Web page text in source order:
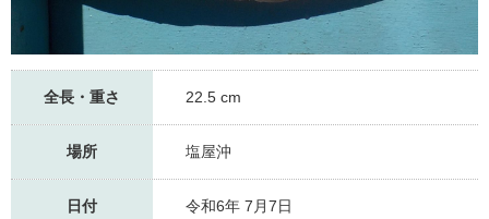
全長・重さ 22.5 cm
場所 塩屋沖
日付 令和6年 7月7日